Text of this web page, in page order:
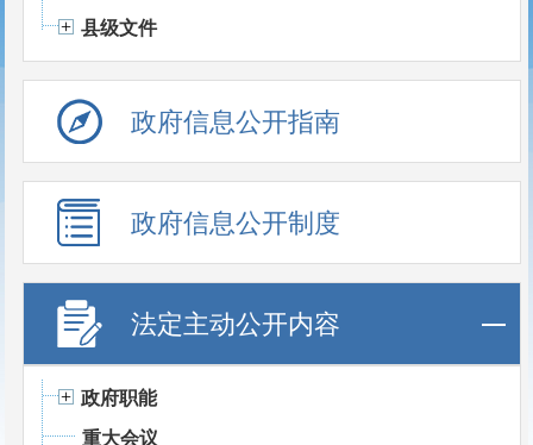
县级文件
政府信息公开指南
政府信息公开制度
法定主动公开内容
政府职能
重大会议